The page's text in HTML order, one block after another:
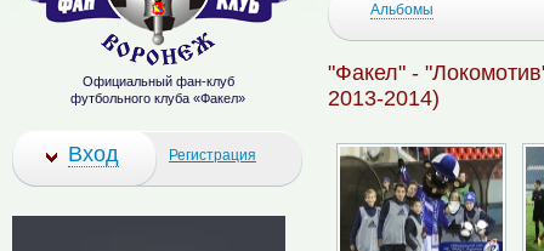
Альбомы
"Факел" -
2013-2014)
Официальный фан-клуб
футбольного клуба «Факел»
Вход Регистрация